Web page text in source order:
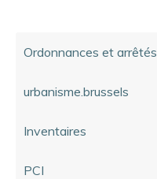
Ordonnances et arrêtés
urbanisme.brussels
Inventaires
PCI